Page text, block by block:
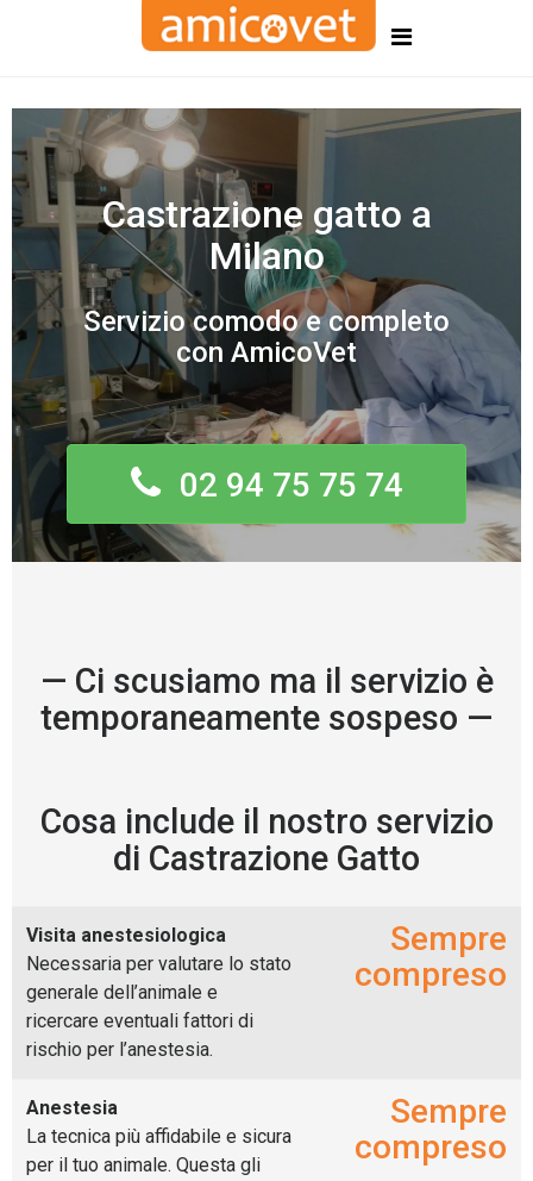
Castrazione gatto a
Milano
Servizio comodo e completo
con AmicoVet
02 94 75 75 74
— Ci scusiamo ma il servizio è
temporaneamente sospeso —
Cosa include il nostro servizio
di Castrazione Gatto
Visita anestesiologica
Necessaria per valutare lo stato
generale dell’animale e
ricercare eventuali fattori di
rischio per l’anestesia.
Sempre
compreso
Anestesia
La tecnica più affidabile e sicura
per il tuo animale. Questa gli
Sempre
compreso